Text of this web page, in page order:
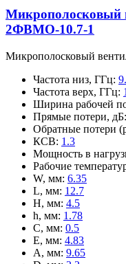
Микрополосковый
2ФВМO-10.7-1
Микрополосковый
Частота низ, ГГц:
Частота верх, ГГц:
Ширина рабочей
Прямые потери, дБ:
Обратные потери
КСВ: 1.3
Мощность в
Рабочие
W, мм: 6.35
L, мм: 12.7
H, мм: 4.5
h, мм: 1.78
C, мм: 0.5
E, мм: 4.83
A, мм: 9.65